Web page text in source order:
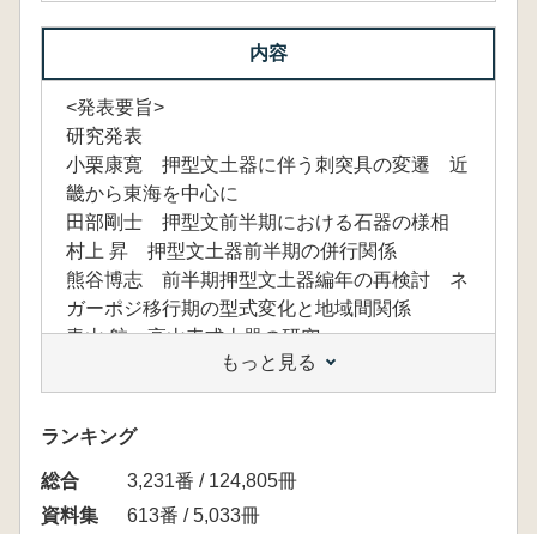
内容
<発表要旨>
研究発表
小栗康寛 押型文土器に伴う刺突具の変遷 近
畿から東海を中心に
田部剛士 押型文前半期における石器の様相
村上 昇 押型文土器前半期の併行関係
熊谷博志 前半期押型文土器編年の再検討 ネ
ガーポジ移行期の型式変化と地域間関係
青山 航 高山寺式土器の研究
畑山智史 縄文時代早期における動物資源とそ
の季節
河本純一 押型文土器の胎土について
事例報告
村上 昇・木村聡 近年の東三河の事例 豊橋
市眼鏡下池北遺跡を中心に
もっと見る
ランキング
総合
3,231番 / 124,805冊
資料集
613番 / 5,033冊